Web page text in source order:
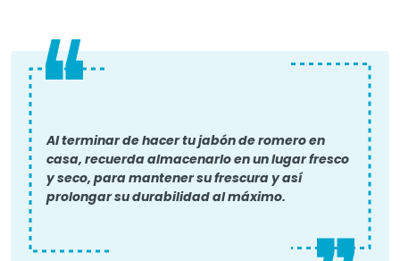
Al terminar de hacer tu jabón de romero en
casa, recuerda almacenarlo en un lugar fresco
y seco, para mantener su frescura y así
prolongar su durabilidad al máximo.